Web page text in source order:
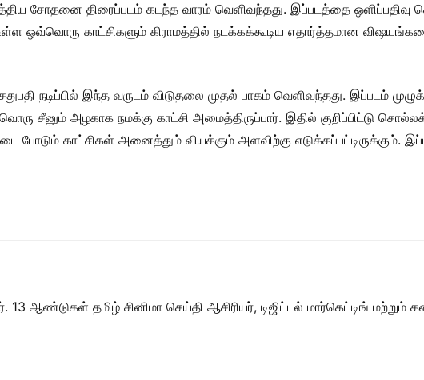
சோதனை திரைப்படம் கடந்த வாரம் வெளிவந்தது. இப்படத்தை
ஒவ்வொரு காட்சிகளும் கிராமத்தில் நடக்கக்கூடிய எதார்த்தமான
நடிப்பில் இந்த வருடம் விடுதலை முதல் பாகம் வெளிவந்தது. இப்படம்
சீனும் அழகாக நமக்கு காட்சி அமைத்திருப்பார். இதில் குறிப்பிட்டு சொல்லக்
காட்சிகள் அனைத்தும் வியக்கும் அளவிற்கு எடுக்கப்பட்டிருக்கும்.
13 ஆண்டுகள் தமிழ் சினிமா செய்தி ஆசிரியர், டிஜிட்டல் மார்கெட்டிங் மற்றும்